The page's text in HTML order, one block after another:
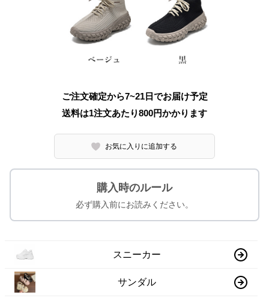
ご注文確定から7~21日でお届け予定
送料は1注文あたり800円かかります
お気に入りに追加する
購入時のルール
必ず購入前にお読みください。
スニーカー
サンダル